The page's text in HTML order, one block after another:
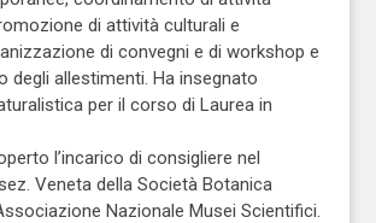
di attività culturali e
di convegni e di workshop e
degli allestimenti. Ha insegnato
per il corso di Laurea in
l’incarico di consigliere nel
Veneta della Società Botanica
Nazionale Musei Scientifici.